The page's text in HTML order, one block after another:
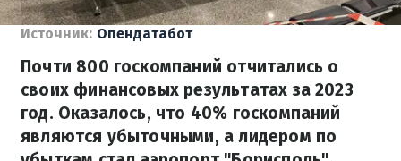
Источник: Опендатабот
Почти 800 госкомпаний отчитались о
своих финансовых результатах за 2023
год. Оказалось, что 40% госкомпаний
являются убыточными, а лидером по